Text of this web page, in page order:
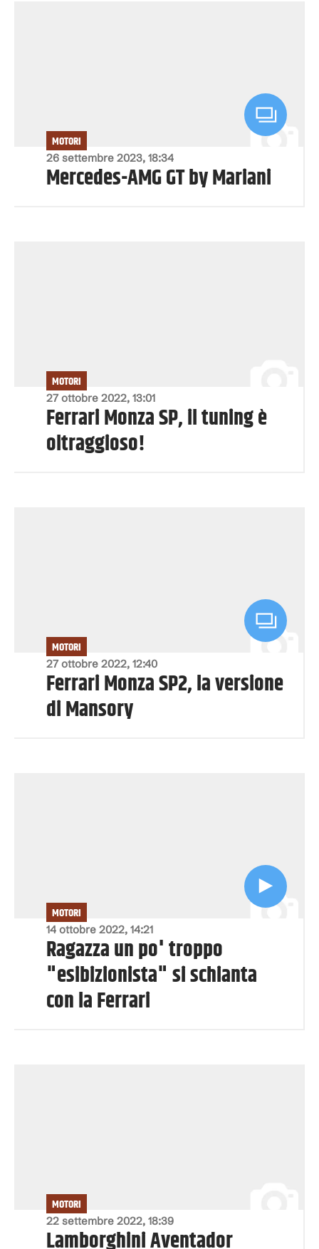
26 settembre 2023, 18:34
MOTORI
Mercedes-AMG GT by Mariani
27 ottobre 2022, 13:01
MOTORI
Ferrari Monza SP, il tuning è
oltraggioso!
27 ottobre 2022, 12:40
MOTORI
Ferrari Monza SP2, la versione
di Mansory
14 ottobre 2022, 14:21
MOTORI
Ragazza un po' troppo
"esibizionista" si schianta
con la Ferrari
22 settembre 2022, 18:39
MOTORI
Lamborghini Aventador